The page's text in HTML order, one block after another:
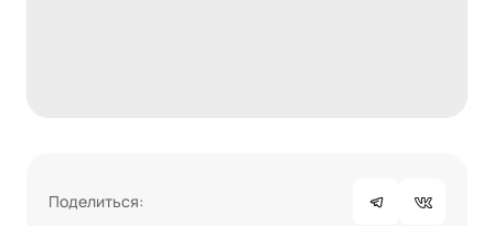
Поделиться: